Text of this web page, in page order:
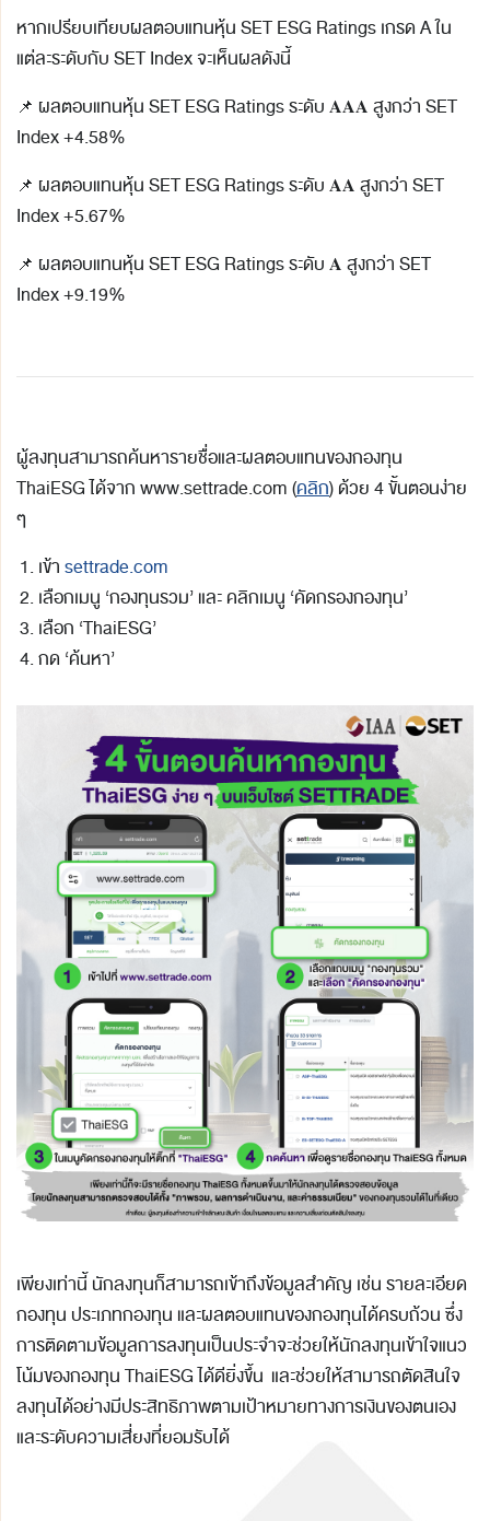
หากเปรียบเทียบผลตอบแทนหุ้น SET ESG Ratings เกรด A ใน
แต่ละระดับกับ SET Index จะเห็นผลดังนี้
📌 ผลตอบแทนหุ้น SET ESG Ratings ระดับ 𝐀𝐀𝐀 สูงกว่า SET
Index +4.58%
📌 ผลตอบแทนหุ้น SET ESG Ratings ระดับ 𝐀𝐀 สูงกว่า SET
Index +5.67%
📌 ผลตอบแทนหุ้น SET ESG Ratings ระดับ 𝐀 สูงกว่า SET
Index +9.19%
ผู้ลงทุนสามารถค้นหารายชื่อและผลตอบแทนของกองทุน
ThaiESGได้จาก www.settrade.com (คลิก) ด้วย 4 ขั้นตอนง่าย
ๆ
เข้าsettrade.com
เลือกเมนู ‘กองทุนรวม’ และ คลิกเมนู ‘คัดกรองกองทุน’
เลือก ‘ThaiESG’
กด ‘ค้นหา’
เพียงเท่านี้ นักลงทุนก็สามารถเข้าถึงข้อมูลสำคัญ เช่น รายละเอียด
กองทุน ประเภทกองทุน และผลตอบแทนของกองทุนได้ครบถ้วน ซึ่ง
การติดตามข้อมูลการลงทุนเป็นประจำจะช่วยให้นักลงทุนเข้าใจแนว
โน้มของกองทุน ThaiESG ได้ดียิ่งขึ้น และช่วยให้สามารถตัดสินใจ
ลงทุนได้อย่างมีประสิทธิภาพตามเป้าหมายทางการเงินของตนเอง
และระดับความเสี่ยงที่ยอมรับได้